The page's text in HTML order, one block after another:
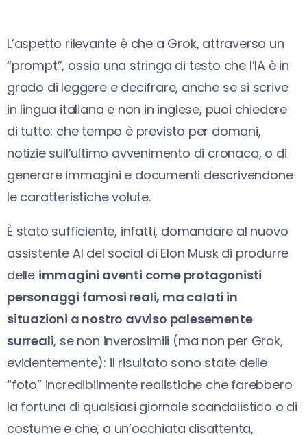
L’aspetto rilevante è che a Grok, attraverso un
“prompt”, ossia una stringa di testo che l’IA è in
grado di leggere e decifrare, anche se si scrive
in lingua italiana e non in inglese, puoi chiedere
di tutto: che tempo è previsto per domani,
notizie sull’ultimo avvenimento di cronaca, o di
generare immagini e documenti descrivendone
le caratteristiche volute.
È stato sufficiente, infatti, domandare al nuovo
assistente AI del social di Elon Musk di produrre
delle immagini aventi come protagonisti
personaggi famosi reali, ma calati in
situazioni a nostro avviso palesemente
surreali, se non inverosimili (ma non per Grok,
evidentemente): il risultato sono state delle
“foto” incredibilmente realistiche che farebbero
la fortuna di qualsiasi giornale scandalistico o di
costume e che, a un’occhiata disattenta,